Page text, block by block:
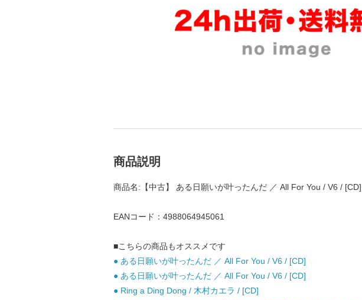
商品説明
商品名:【中古】 ある日願いが叶ったんだ ／ All For You / V6 / [CD]
EANコード：4988064945061
■こちらの商品もオススメです
● ある日願いが叶ったんだ ／ All For You / V6 / [CD]
● ある日願いが叶ったんだ ／ All For You / V6 / [CD]
● Ring a Ding Dong / 木村カエラ / [CD]